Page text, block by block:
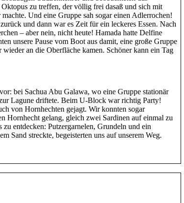
zu treffen, der völlig frei dasaß und sich mit
Und eine Gruppe sah sogar einen Adlerrochen!
und dann war es Zeit für ein leckeres Essen. Nach
– aber nein, nicht heute! Hamada hatte Delfine
unsere Pause vom Boot aus damit, eine große Gruppe
an die Oberfläche kamen. Schöner kann ein Tag
bei Sachua Abu Galawa, wo eine Gruppe stationär
Lagune driftete. Beim U-Block war richtig Party!
von Hornhechten gejagt. Wir konnten sogar
Hornhecht gelang, gleich zwei Sardinen auf einmal zu
entdecken: Putzergarnelen, Grundeln und ein
Sand streckte, begeisterten uns auf unserem Weg.